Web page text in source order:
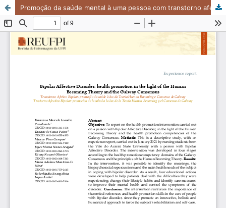
Promoção da saúde mental à uma pessoa com transtorno afetivo bipolar: relato de experiência